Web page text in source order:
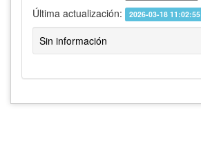
Última actualización: 2026-03-18 11:02:55
Sin información